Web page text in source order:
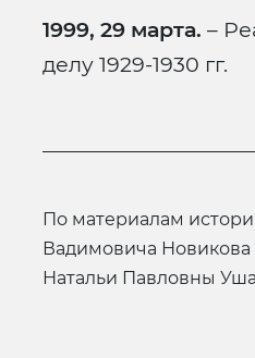
1999, 29 марта. –
делу 1929-1930 гг.
по материалам историка РПЦ Вадима
Вадимовича Новикова
Натальи Павловны